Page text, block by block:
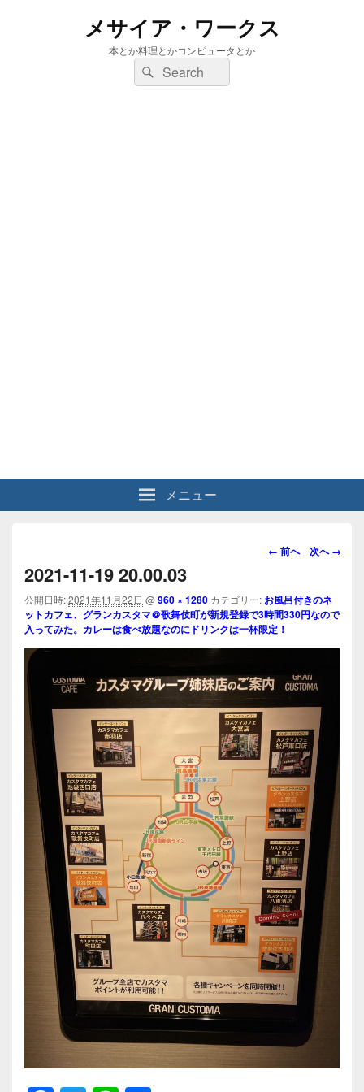
メサイア・ワークス
本とか料理とかコンピュータとか
検
索:
検
索
メニュー
画
ビ
ゲ
ー
シ
ョ
ン
← 前へ 次へ →
2021-11-19 20.00.03
公開日時:2021年11月22日 @960 × 1280 カテゴリー: お風呂付きのネ
ットカフェ、グランカスタマ＠歌舞伎町が新規登録で3時間330円なので
入ってみた。カレーは食べ放題なのにドリンクは一杯限定！